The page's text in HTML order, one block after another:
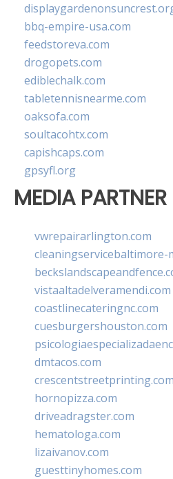
bbq-empire-usa.com
feedstoreva.com
drogopets.com
ediblechalk.com
tabletennisnearme.com
oaksofa.com
soultacohtx.com
capishcaps.com
gpsyfl.org
MEDIA PARTNER
vwrepairarlington.com
cleaningservicebaltimore-
vistaaltadelveramendi.com
coastlinecateringnc.com
cuesburgershouston.com
dmtacos.com
crescentstreetprinting.com
hornopizza.com
driveadragster.com
hematologa.com
lizaivanov.com
guesttinyhomes.com